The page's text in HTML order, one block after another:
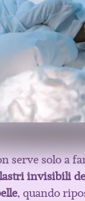
serve solo a
invisibili
, quando